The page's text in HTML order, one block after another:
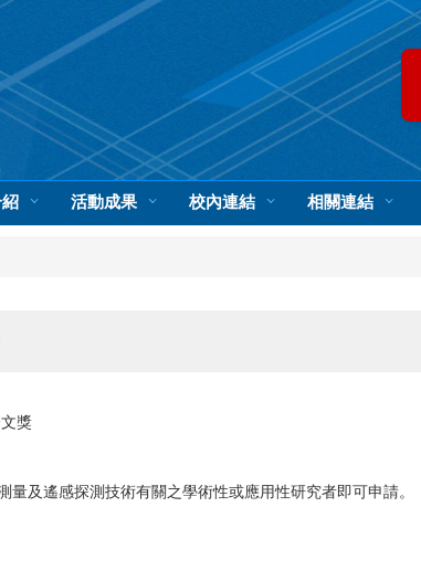
活動成果 校內連結 相關連結
獎
及遙感探測技術有關之學術性或應用性研究者即可申請。